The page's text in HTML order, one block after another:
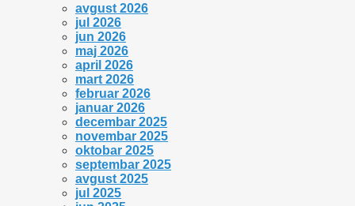
avgust 2026
jul 2026
jun 2026
maj 2026
april 2026
mart 2026
februar 2026
januar 2026
decembar 2025
novembar 2025
oktobar 2025
septembar 2025
avgust 2025
jul 2025